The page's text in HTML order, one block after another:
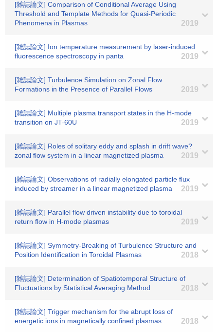
[雑誌論文] Comparison of Conditional Average Using
Threshold and Template Methods for Quasi-Periodic
Phenomena in Plasmas
2019
[雑誌論文] Ion temperature measurement by laser‐induced
fluorescence spectroscopy in panta
2019
[雑誌論文] Turbulence Simulation on Zonal Flow
Formations in the Presence of Parallel Flows
2019
[雑誌論文] Multiple plasma transport states in the H-mode
transition on JT-60U
2019
[雑誌論文] Roles of solitary eddy and splash in drift wave?
zonal flow system in a linear magnetized plasma
2019
[雑誌論文] Observations of radially elongated particle flux
induced by streamer in a linear magnetized plasma
2019
[雑誌論文] Parallel flow driven instability due to toroidal
return flow in H-mode plasmas
2019
[雑誌論文] Symmetry-Breaking of Turbulence Structure and
Position Identification in Toroidal Plasmas
2018
[雑誌論文] Determination of Spatiotemporal Structure of
Fluctuations by Statistical Averaging Method
2018
[雑誌論文] Trigger mechanism for the abrupt loss of
energetic ions in magnetically confined plasmas
2018